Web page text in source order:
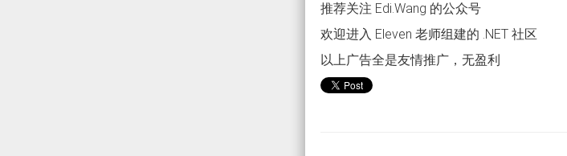
推荐关注 Edi.Wang 的公众号
欢迎进入 Eleven 老师组建的 .NET 社区
以上广告全是友情推广，无盈利